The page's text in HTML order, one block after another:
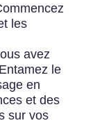
les
avez
le
en
et des
sur vos